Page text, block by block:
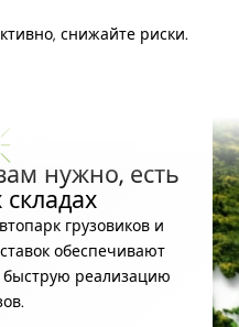
снижайте риски.
нужно, есть
грузовиков и
обеспечивают
реализацию